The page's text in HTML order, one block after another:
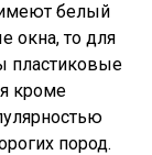
белый
окна, то для
пластиковые
кроме
пород.